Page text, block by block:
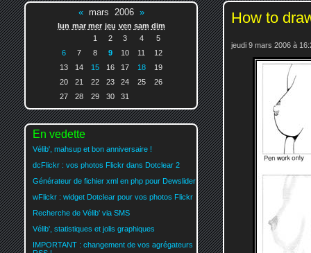
How to
jeudi 9 mars 2006 à
«mars 2006 »
lun mar mer jeu ven sam dim
1
2 3 4
5
6
7 8 9 10 11
12
13
14 15 16 17 18
19
20
21 22 23 24 25
26
27
28 29 30 31
En vedette
Vélib', mahsup et bon anniversaire !
dcFlickr : vos photos Flickr dans Dotclear 2
Générateur de fichier xml en php pour Dewslider
wFlickr : widget Dotclear pour vos photos Flickr
Recherche de Vélib' via SMS
Vélib', statistiques et jolis graphiques
IMPORTANT : changement de vos agrégateurs